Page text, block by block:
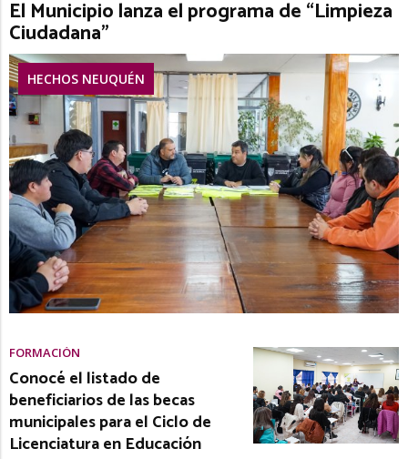
El Municipio lanza el programa de “Limpieza
Ciudadana”
HECHOS NEUQUÉN
FORMACIÓN
Conocé el listado de
beneficiarios de las becas
municipales para el Ciclo de
Licenciatura en Educación